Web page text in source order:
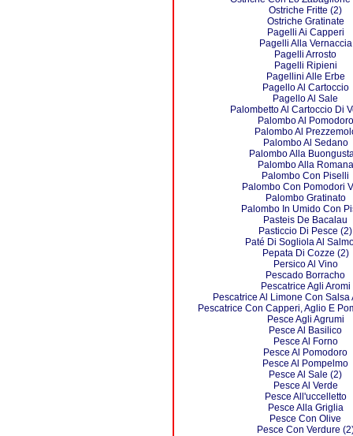
Ostriche Fritte (2)
Ostriche Gratinate
Pagelli Ai Capperi
Pagelli Alla Vernaccia
Pagelli Arrosto
Pagelli Ripieni
Pagellini Alle Erbe
Pagello Al Cartoccio
Pagello Al Sale
Palombetto Al Cartoccio Di
Palombo Al Pomodoro
Palombo Al
Palombo Al Sedano
Palombo Alla
Palombo Alla Romana
Palombo Con Piselli
Palombo Con Pomodori
Palombo Gratinato
Palombo In Umido Con
Pasteis De Bacalau
Pasticcio Di Pesce (2)
Paté Di Sogliola Al
Pepata Di Cozze (2)
Persico Al Vino
Pescado Borracho
Pescatrice Agli Aromi
Pescatrice Al Limone Con Salsa
Pescatrice Con Capperi, Aglio E
Pesce Agli Agrumi
Pesce Al Basilico
Pesce Al Forno
Pesce Al Pomodoro
Pesce Al Pompelmo
Pesce Al Sale (2)
Pesce Al Verde
Pesce All'uccelletto
Pesce Alla Griglia
Pesce Con Olive
Pesce Con Verdure